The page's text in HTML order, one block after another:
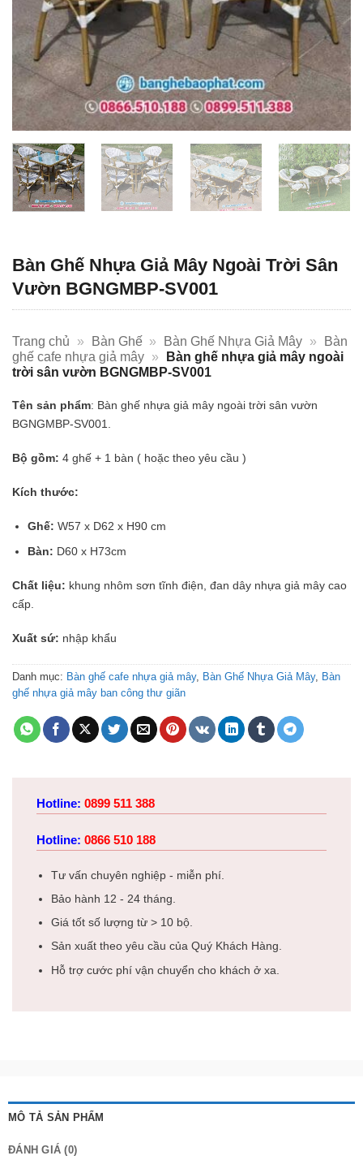
Bàn Ghế Nhựa Giả Mây Ngoài Trời Sân
Vườn BGNGMBP-SV001
Trang chủ » Bàn Ghế » Bàn Ghế Nhựa Giả Mây »
Bàn
ghế cafe nhựa giả mây »
Bàn ghế nhựa giả mây ngoài
trời sân vườn BGNGMBP-SV001
Tên sản phẩm: Bàn ghế nhựa giả mây ngoài trời sân vườn
BGNGMBP-SV001.
Bộ gồm: 4 ghế + 1 bàn ( hoặc theo yêu cầu )
Kích thước:
Ghế: W57 x D62 x H90 cm
Bàn: D60 x H73cm
Chất liệu: khung nhôm sơn tĩnh điện, đan dây nhựa giả mây cao
cấp.
Xuất sứ: nhập khẩu
Danh mục: Bàn ghế cafe nhựa giả mây, Bàn Ghế Nhựa Giả Mây, Bàn
ghế nhựa giả mây ban công thư giãn
Hotline: 0899 511 388
Hotline: 0866 510 188
Tư vấn chuyên nghiệp - miễn phí.
Bảo hành 12 - 24 tháng.
Giá tốt số lượng từ > 10 bộ.
Sản xuất theo yêu cầu của Quý Khách Hàng.
Hỗ trợ cước phí vận chuyển cho khách ở xa.
MÔ TẢ SẢN PHẨM
ĐÁNH GIÁ (0)